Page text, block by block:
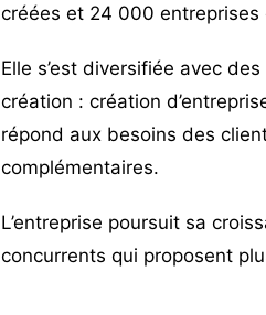
créées et 24 000 entreprises
Elle s’est diversifiée avec
création : création
répond aux besoins des
complémentaires.
L’entreprise poursuit sa
concurrents qui proposent